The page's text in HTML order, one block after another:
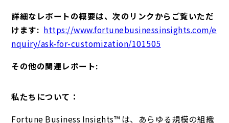
詳細なレポートの概要は、次のリンクからご覧いただ
けます: https://www.fortunebusinessinsights.com/e
nquiry/ask-for-customization/101505
その他の関連レポート:
私たちについて：
Fortune Business Insights™ は、あらゆる規模の組織